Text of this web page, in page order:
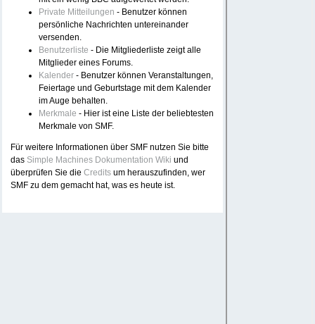
Private Mitteilungen - Benutzer können
persönliche Nachrichten untereinander
versenden.
Benutzerliste - Die Mitgliederliste zeigt alle
Mitglieder eines Forums.
Kalender - Benutzer können Veranstaltungen,
Feiertage und Geburtstage mit dem Kalender
im Auge behalten.
Merkmale - Hier ist eine Liste der beliebtesten
Merkmale von SMF.
Für weitere Informationen über SMF nutzen Sie bitte
das Simple Machines Dokumentation Wiki und
überprüfen Sie dieCredits um herauszufinden, wer
SMF zu dem gemacht hat, was es heute ist.